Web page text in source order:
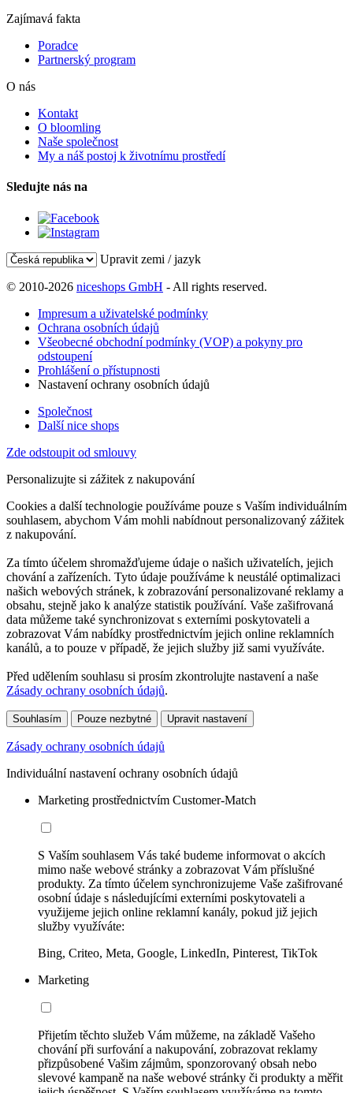
Zajímavá fakta
Poradce
Partnerský program
O nás
Kontakt
O bloomling
Naše společnost
My a náš postoj k životnímu prostředí
Sledujte nás na
Upravit zemi / jazyk
© 2010-2026 niceshops GmbH - All rights reserved.
Impresum a uživatelské podmínky
Ochrana osobních údajů
Všeobecné obchodní podmínky (VOP) a pokyny pro
odstoupení
Prohlášení o přístupnosti
Nastavení ochrany osobních údajů
Společnost
Další nice shops
Zde odstoupit od smlouvy
Personalizujte si zážitek z nakupování
Cookies a další technologie používáme pouze s Vaším individuálním
souhlasem, abychom Vám mohli nabídnout personalizovaný zážitek
z nakupování.
Za tímto účelem shromažďujeme údaje o našich uživatelích, jejich
chování a zařízeních. Tyto údaje používáme k neustálé optimalizaci
našich webových stránek, k zobrazování personalizované reklamy a
obsahu, stejně jako k analýze statistik používání. Vaše zašifrovaná
data můžeme také synchronizovat s externími poskytovateli a
zobrazovat Vám nabídky prostřednictvím jejich online reklamních
kanálů, a to pouze v případě, že jejich služby již sami využíváte.
Před udělením souhlasu si prosím zkontrolujte nastavení a naše
Zásady ochrany osobních údajů.
Souhlasím Pouze nezbytné Upravit nastavení
Zásady ochrany osobních údajů
Individuální nastavení ochrany osobních údajů
Marketing prostřednictvím Customer-Match
S Vaším souhlasem Vás také budeme informovat o akcích
mimo naše webové stránky a zobrazovat Vám příslušné
produkty. Za tímto účelem synchronizujeme Vaše zašifrované
osobní údaje s následujícími externími poskytovateli a
využijeme jejich online reklamní kanály, pokud již jejich
služby využíváte:
Bing, Criteo, Meta, Google, LinkedIn, Pinterest, TikTok
Marketing
Přijetím těchto služeb Vám můžeme, na základě Vašeho
chování při surfování a nakupování, zobrazovat reklamy
přizpůsobené Vašim zájmům, sponzorovaný obsah nebo
slevové kampaně na naše webové stránky či produkty a měřit